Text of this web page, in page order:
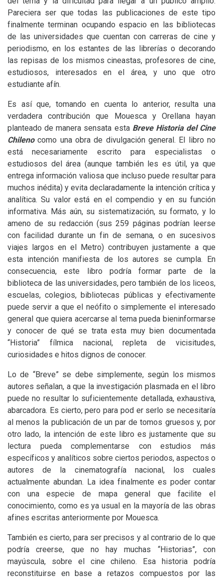
Pareciera ser que todas las publicaciones de este tipo
finalmente terminan ocupando espacio en las bibliotecas
de las universidades que cuentan con carreras de cine y
periodismo, en los estantes de las librerías o decorando
las repisas de los mismos cineastas, profesores de cine,
estudiosos, interesados en el área, y uno que otro
estudiante afín.
Es así que, tomando en cuenta lo anterior, resulta una
verdadera contribución que Mouesca y Orellana hayan
planteado de manera sensata esta Breve Historia del Cine
Chilenocomo una obra de divulgación general. El libro no
está necesariamente escrito para especialistas o
estudiosos del área (aunque también les es útil, ya que
entrega información valiosa que incluso puede resultar para
muchos inédita) y evita declaradamente la intención crítica y
analítica. Su valor está en el compendio y en su función
informativa. Más aún, su sistematización, su formato, y lo
ameno de su redacción (sus 259 páginas podrían leerse
con facilidad durante un fin de semana, o en sucesivos
viajes largos en el Metro) contribuyen justamente a que
esta intención manifiesta de los autores se cumpla. En
consecuencia, este libro podría formar parte de la
biblioteca de las universidades, pero también de los liceos,
escuelas, colegios, bibliotecas públicas y efectivamente
puede servir a que el neófito o simplemente el interesado
general que quiera acercarse al tema pueda bieninformarse
y conocer de qué se trata esta muy bien documentada
“Historia” fílmica nacional, repleta de vicisitudes,
curiosidades e hitos dignos de conocer.
Lo de “Breve” se debe simplemente, según los mismos
autores señalan, a que la investigación plasmada en el libro
puede no resultar lo suficientemente detallada, exhaustiva,
abarcadora. Es cierto, pero para pod er serlo se necesitaría
al menos la publicación de un par de tomos gruesos y, por
otro lado, la intención de este libro es justamente que su
lectura pueda complementarse con estudios más
específicos y analíticos sobre ciertos periodos, aspectos o
autores de la cinematografía nacional, los cuales
actualmente abundan. La idea finalmente es poder contar
con una especie de mapa general que facilite el
conocimiento, como es ya usual en la mayoría de las obras
afines escritas anteriormente por Mouesca.
También es cierto, para ser precisos y al contrario de lo que
podría creerse, que no hay muchas “Historias”, con
mayúscula, sobre el cine chileno. Esa historia podría
reconstituirse en base a retazos compuestos por las